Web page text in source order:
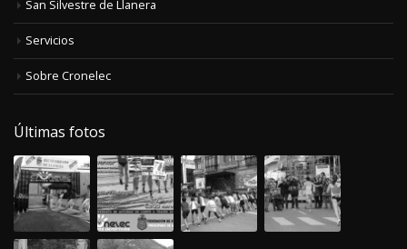
San Silvestre de Llanera
Servicios
Sobre Cronelec
Últimas fotos